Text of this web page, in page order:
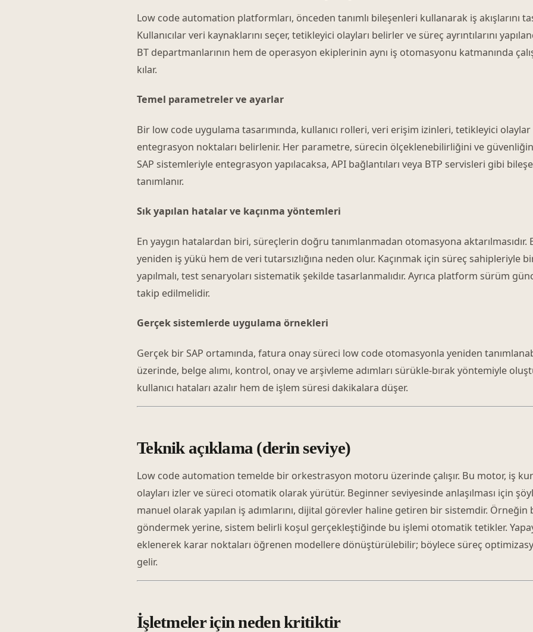
Low code automation platformları, önceden tanımlı bileşenleri kullanarak iş akışlarını
Kullanıcılar veri kaynaklarını seçer, tetikleyici olayları belirler ve süreç ayrıntılarını
BT departmanlarının hem de operasyon ekiplerinin aynı iş otomasyonu katmanında
kılar.
Temel parametreler ve ayarlar
Bir low code uygulama tasarımında, kullanıcı rolleri, veri erişim izinleri, tetikleyici
entegrasyon noktaları belirlenir. Her parametre, sürecin ölçeklenebilirliğini ve
SAP sistemleriyle entegrasyon yapılacaksa, API bağlantıları veya BTP servisleri gibi
tanımlanır.
Sık yapılan hatalar ve kaçınma yöntemleri
En yaygın hatalardan biri, süreçlerin doğru tanımlanmadan otomasyona
yeniden iş yükü hem de veri tutarsızlığına neden olur. Kaçınmak için süreç sahipleriyle
yapılmalı, test senaryoları sistematik şekilde tasarlanmalıdır. Ayrıca platform sürüm
takip edilmelidir.
Gerçek sistemlerde uygulama örnekleri
Gerçek bir SAP ortamında, fatura onay süreci low code otomasyonla yeniden
üzerinde, belge alımı, kontrol, onay ve arşivleme adımları sürükle-bırak yöntemiyle
kullanıcı hataları azalır hem de işlem süresi dakikalara düşer.
Teknik açıklama (derin seviye)
Low code automation temelde bir orkestrasyon motoru üzerinde çalışır. Bu motor, iş
olayları izler ve süreci otomatik olarak yürütür. Beginner seviyesinde anlaşılması için
manuel olarak yapılan iş adımlarını, dijital görevler haline getiren bir sistemdir. Örneğin
göndermek yerine, sistem belirli koşul gerçekleştiğinde bu işlemi otomatik tetikler.
eklenerek karar noktaları öğrenen modellere dönüştürülebilir; böylece süreç
gelir.
İşletmeler için neden kritiktir